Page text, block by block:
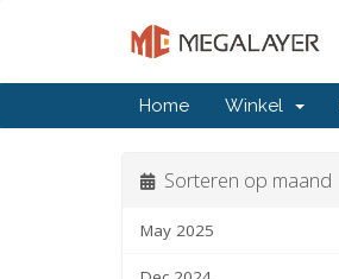
Home Winkel
Sorteren op maand
May 2025